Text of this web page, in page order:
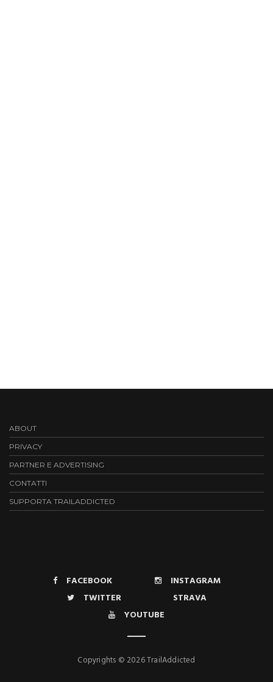
ABOUT
PRIVACY
PARTNER E ADVERTISING
CONTATTI
SUPPORTA TRAILADDICTED
FACEBOOK
INSTAGRAM
TWITTER
STRAVA
YOUTUBE
Copyrights © 2026 TrailAddicted